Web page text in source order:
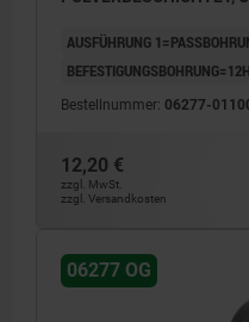
AUSFÜHRUNG
Bestellnummer: 06277-
12,20 €
zzgl. MwSt.
zzgl. Versandkosten
06277 OG